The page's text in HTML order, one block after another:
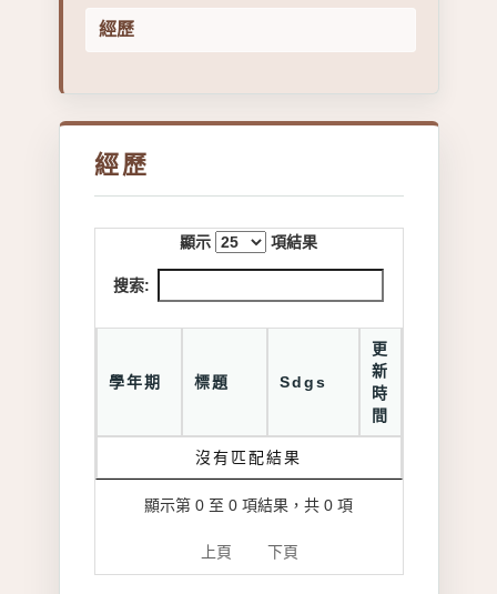
經歷
經歷
顯示 項結果
搜索:
學年期 標題 Sdgs
更
新
時
間
沒有匹配結果
顯示第 0 至 0 項結果，共 0 項
上頁 下頁